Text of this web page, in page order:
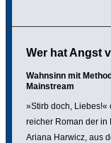
Wer hat Angst
Wahnsinn mit
Mainstream
»Stirb doch,
rei­cher Roman der in
Ariana Harwicz, aus